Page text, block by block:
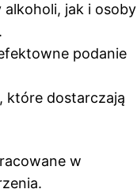
alkoholi, jak i osoby
podanie
które dostarczają
w